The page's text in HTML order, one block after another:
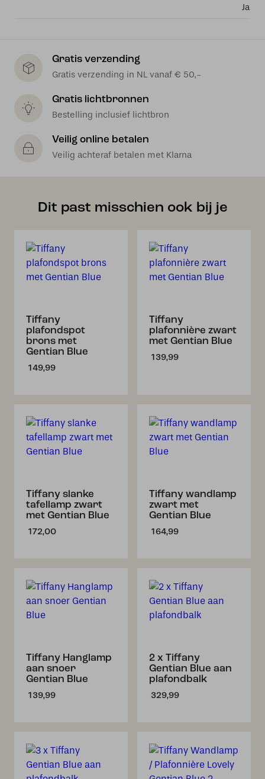
Ja
Gratis verzending
Gratis verzending in NL vanaf € 50,-
Gratis lichtbronnen
Bestelling inclusief lichtbron
Veilig online betalen
Veilig achteraf betalen met Klarna
Dit past misschien ook bij je
Tiffany
plafondspot
brons met
Gentian Blue
149,99
Tiffany
plafonnière zwart
met Gentian Blue
139,99
Tiffany slanke
tafellamp zwart
met Gentian Blue
172,00
Tiffany wandlamp
zwart met
Gentian Blue
164,99
Tiffany Hanglamp
aan snoer
Gentian Blue
139,99
2 x Tiffany
Gentian Blue aan
plafondbalk
329,99